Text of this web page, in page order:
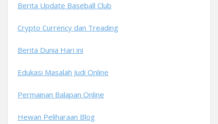
Berita Update Baseball Club
Crypto Currency dan Treading
Berita Dunia Hari ini
Edukasi Masalah Judi Online
Permainan Balapan Online
Hewan Peliharaan Blog